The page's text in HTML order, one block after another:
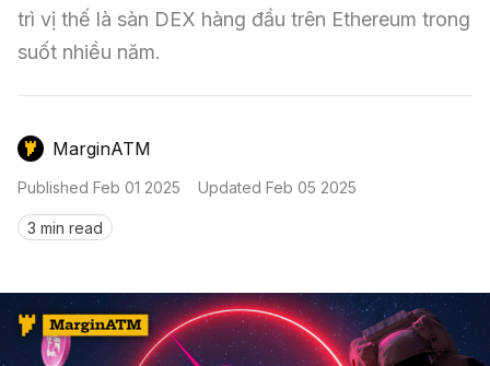
Kinh Nghiệm Đầu Tư
Sàn Giao Dịch
Mô Hình Biểu Đồ Giá
GameFi
Sign in
trì vị thế là sàn DEX hàng đầu trên Ethereum trong
suốt nhiều năm.
MarginATM
Published Feb 01 2025 Updated Feb 05 2025
3 min read